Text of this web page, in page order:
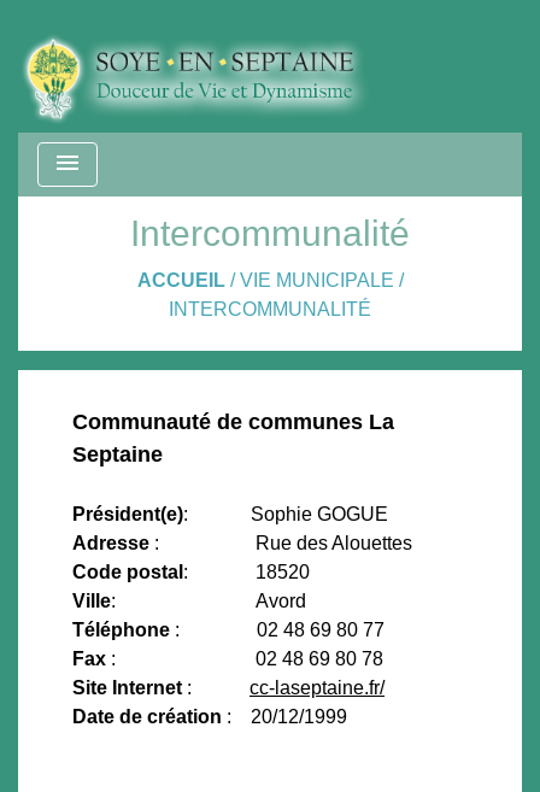
menu
Intercommunalité
ACCUEIL/VIE MUNICIPALE /
INTERCOMMUNALITÉ
Communauté de communes La
Septaine
Président(e): Sophie GOGUE
Adresse : Rue des Alouettes
Code postal : 18520
Ville: Avord
Téléphone : 02 48 69 80 77
Fax : 02 48 69 80 78
Site Internet : cc-laseptaine.fr/
Date de création : 20/12/1999